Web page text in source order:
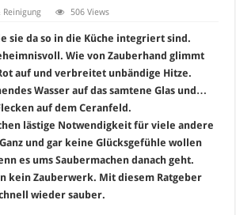
Reinigung 506 Views
sie da so in die Küche integriert sind.
Wie von Zauberhand glimmt
auf und verbreitet unbändige Hitze.
Wasser auf das samtene Glas und…
auf dem Ceranfeld.
lästige Notwendigkeit für viele andere
und gar keine Glücksgefühle wollen
es ums Saubermachen danach geht.
kein Zauberwerk. Mit diesem Ratgeber
wieder sauber.